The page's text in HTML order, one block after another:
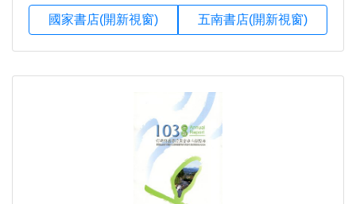
國家書店(開新視窗) 五南書店(開新視窗)